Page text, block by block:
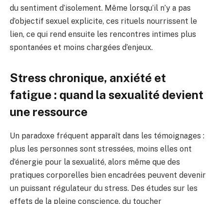
du sentiment d’isolement. Même lorsqu’il n’y a pas
d’objectif sexuel explicite, ces rituels nourrissent le
lien, ce qui rend ensuite les rencontres intimes plus
spontanées et moins chargées d’enjeux.
Stress chronique, anxiété et
fatigue : quand la sexualité devient
une ressource
Un paradoxe fréquent apparaît dans les témoignages :
plus les personnes sont stressées, moins elles ont
d’énergie pour la sexualité, alors même que des
pratiques corporelles bien encadrées peuvent devenir
un puissant régulateur du stress. Des études sur les
effets de la pleine conscience, du toucher